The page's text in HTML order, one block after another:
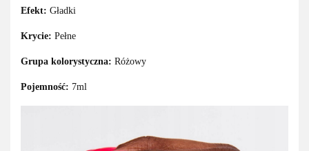
Efekt: Gładki
Krycie: Pełne
Grupa kolorystyczna: Różowy
Pojemność: 7ml